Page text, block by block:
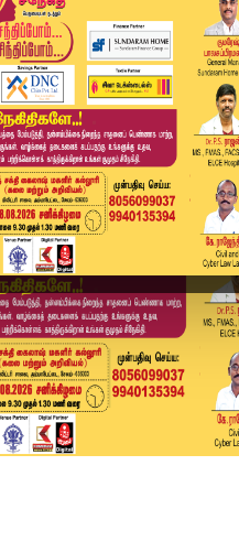
ஸ்டோரி
அதிரடி... வழக்கில் திருப...